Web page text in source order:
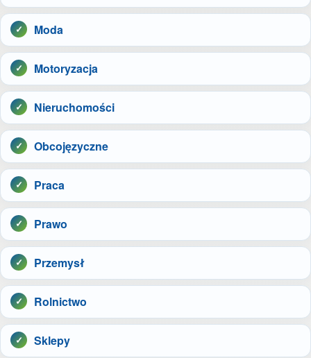
Moda
Motoryzacja
Nieruchomości
Obcojęzyczne
Praca
Prawo
Przemysł
Rolnictwo
Sklepy